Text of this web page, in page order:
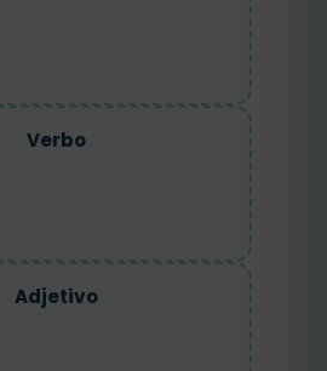
Verbo
Adjetivo